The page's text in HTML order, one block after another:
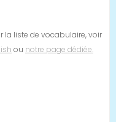
la liste de vocabulaire, voir
ou notre page dédiée.